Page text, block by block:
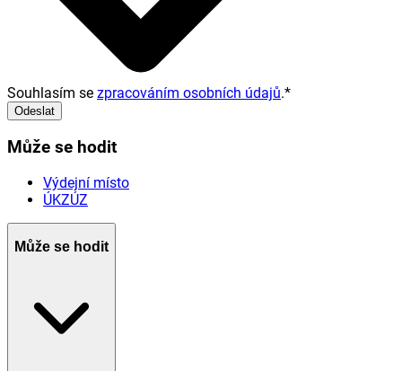
Souhlasím se zpracováním osobních údajů.*
Odeslat
Může se hodit
Výdejní místo
ÚKZÚZ
Může se hodit